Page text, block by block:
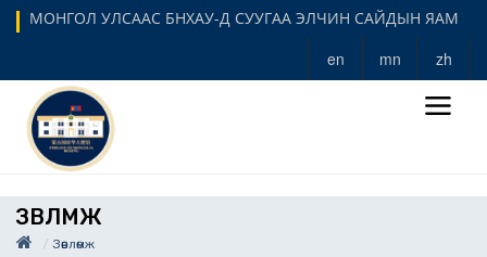
МОНГОЛ УЛСААС БНХАУ-Д СУУГАА ЭЛЧИН САЙДЫН ЯАМ
en mn zh
ЗӨВЛӨМЖ
Зөвлөмж